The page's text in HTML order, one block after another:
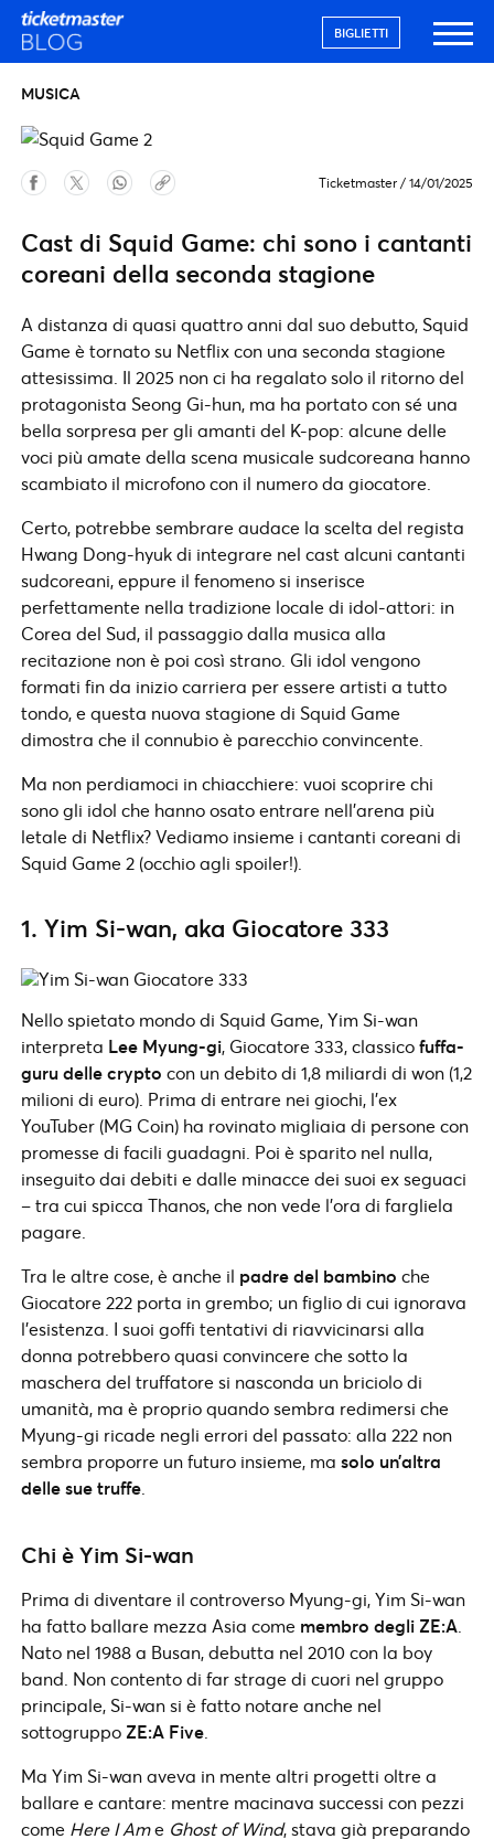
BIGLIETTI
MUSICA
Ticketmaster / 14/01/2025
Cast di Squid Game: chi sono i cantanti
coreani della seconda stagione
A distanza di quasi quattro anni dal suo debutto, Squid
Game è tornato su Netflix con una seconda stagione
attesissima. Il 2025 non ci ha regalato solo il ritorno del
protagonista Seong Gi-hun, ma ha portato con sé una
bella sorpresa per gli amanti del K-pop: alcune delle
voci più amate della scena musicale sudcoreana hanno
scambiato il microfono con il numero da giocatore.
Certo, potrebbe sembrare audace la scelta del regista
Hwang Dong-hyuk di integrare nel cast alcuni cantanti
sudcoreani, eppure il fenomeno si inserisce
perfettamente nella tradizione locale di idol-attori: in
Corea del Sud, il passaggio dalla musica alla
recitazione non è poi così strano. Gli idol vengono
formati fin da inizio carriera per essere artisti a tutto
tondo, e questa nuova stagione di Squid Game
dimostra che il connubio è parecchio convincente.
Ma non perdiamoci in chiacchiere: vuoi scoprire chi
sono gli idol che hanno osato entrare nell'arena più
letale di Netflix? Vediamo insieme i cantanti coreani di
Squid Game 2 (occhio agli spoiler!).
1. Yim Si-wan, aka Giocatore 333
Nello spietato mondo di Squid Game, Yim Si-wan
interpreta Lee Myung-gi, Giocatore 333, classicofuffa-
guru delle crypto con un debito di 1,8 miliardi di won (1,2
milioni di euro). Prima di entrare nei giochi, l’ex
YouTuber (MG Coin) ha rovinato migliaia di persone con
promesse di facili guadagni. Poi è sparito nel nulla,
inseguito dai debiti e dalle minacce dei suoi ex seguaci
– tra cui spicca Thanos, che non vede l’ora di fargliela
pagare.
Tra le altre cose, è anche il padre del bambino che
Giocatore 222 porta in grembo; un figlio di cui ignorava
l’esistenza. I suoi goffi tentativi di riavvicinarsi alla
donna potrebbero quasi convincere che sotto la
maschera del truffatore si nasconda un briciolo di
umanità, ma è proprio quando sembra redimersi che
Myung-gi ricade negli errori del passato: alla 222 non
sembra proporre un futuro insieme, ma solo un’altra
delle sue truffe
Chi è Yim Si-wan
Prima di diventare il controverso Myung-gi, Yim Si-wan
ha fatto ballare mezza Asia come membro degli ZE:A
Nato nel 1988 a Busan, debutta nel 2010 con la boy
band. Non contento di far strage di cuori nel gruppo
principale, Si-wan si è fatto notare anche nel
sottogruppo ZE:A Five
Ma Yim Si-wan aveva in mente altri progetti oltre a
ballare e cantare: mentre macinava successi con pezzi
come Here I Ame Ghost of Wind, stava già preparando